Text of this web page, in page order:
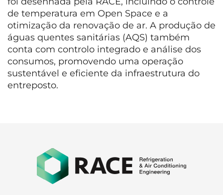
de temperatura em Open Space e a
otimização da renovação de ar. A produção de
águas quentes sanitárias (AQS) também
conta com controlo integrado e análise dos
consumos, promovendo uma operação
sustentável e eficiente da infraestrutura do
entreposto.